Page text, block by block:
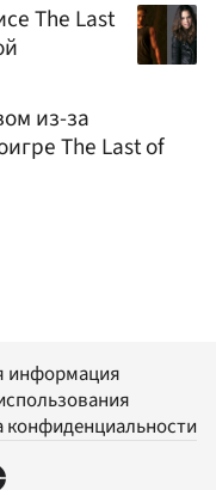
The Last
из-за
The Last of
информация
конфиденциальности